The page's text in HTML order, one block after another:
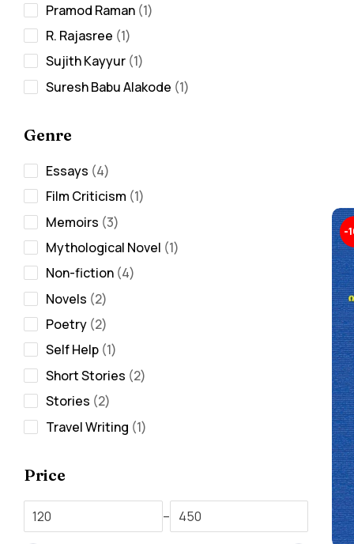
-
Pramod Raman 1
R. Rajasree 1
Sujith Kayyur 1
Suresh Babu Alakode 1
Genre
Essays 4
Film Criticism 1
Memoirs 3
Mythological Novel 1
Non-fiction 4
Novels 2
Poetry 2
Self Help 1
Short Stories 2
Stories 2
Travel Writing 1
Price
–